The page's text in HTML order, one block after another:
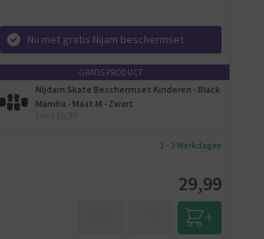
Nu met gratis Nijam beschermset
GRATIS PRODUCT
Nijdam Skate Beschermset Kinderen - Black
Mamba - Maat M - Zwart
1 - 3 Werkdagen
29,99